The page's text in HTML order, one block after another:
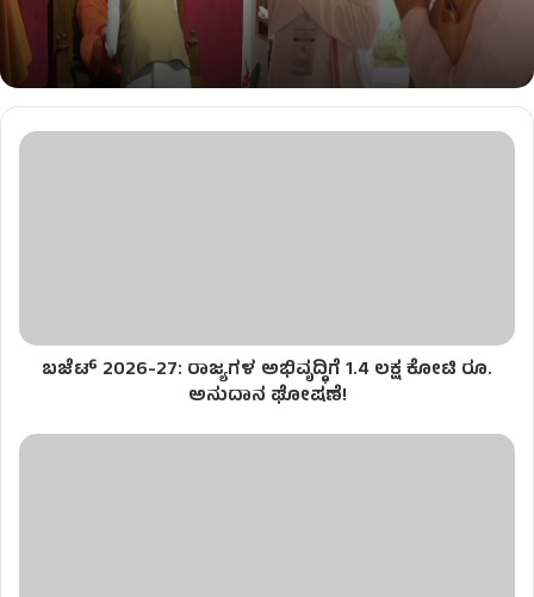
ಬಜೆಟ್ 2026-27: ರಾಜ್ಯಗಳ ಅಭಿವೃದ್ಧಿಗೆ 1.4 ಲಕ್ಷ ಕೋಟಿ ರೂ.
ಅನುದಾನ ಘೋಷಣೆ!